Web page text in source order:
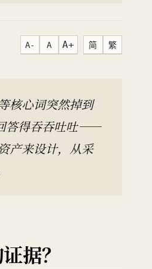
A- A A+ 简 繁
核心词突然掉到
答得吞吞吐吐——
产来设计，从采
据？